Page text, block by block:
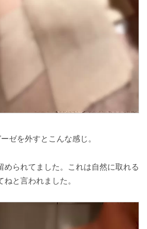
ゼを外すとこんな感じ。
められてました。これは自然に取れる
ねと言われました。